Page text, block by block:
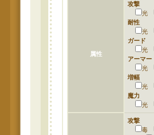
属性
攻撃
光
耐性
光
ガード
光
アーマー
光
増幅
光
魔力
光
攻撃
毒